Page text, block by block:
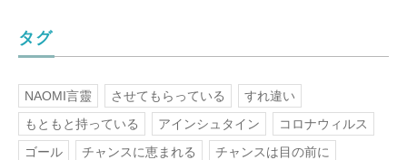
タグ
NAOMI言靈 させてもらっている
すれ違い
もともと持っている
アインシュタイン
コロナウィルス
ゴール
チャンスに恵まれる
チャンスは目の前に